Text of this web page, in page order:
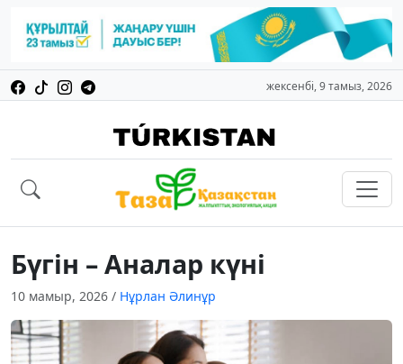
жексенбі, 9 тамыз, 2026
Бүгін – Аналар күні
10 мамыр, 2026 / Нұрлан Әлинұр